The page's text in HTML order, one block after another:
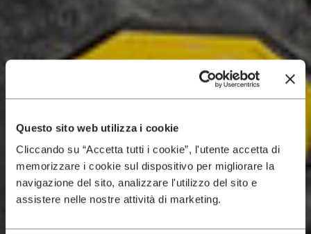
Questo sito web utilizza i cookie
Cliccando su “Accetta tutti i cookie”, l'utente accetta di
memorizzare i cookie sul dispositivo per migliorare la
navigazione del sito, analizzare l'utilizzo del sito e
assistere nelle nostre attività di marketing.